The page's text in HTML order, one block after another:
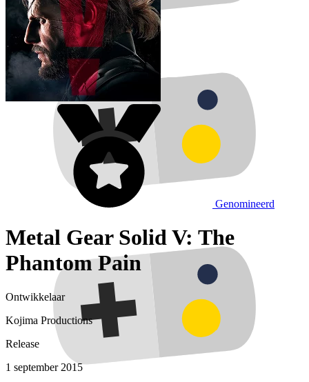
Genomineerd
Metal Gear Solid V: The
Phantom Pain
Ontwikkelaar
Kojima Productions
Release
1 september 2015